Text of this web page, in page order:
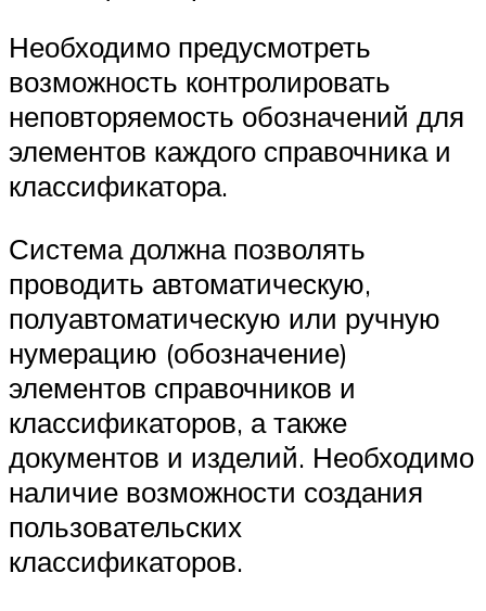
Необходимо предусмотреть
возможность контролировать
неповторяемость обозначений для
элементов каждого справочника и
классификатора.
Система должна позволять
проводить автоматическую,
полуавтоматическую или ручную
нумерацию (обозначение)
элементов справочников и
классификаторов, а также
документов и изделий. Необходимо
наличие возможности создания
пользовательских
классификаторов.